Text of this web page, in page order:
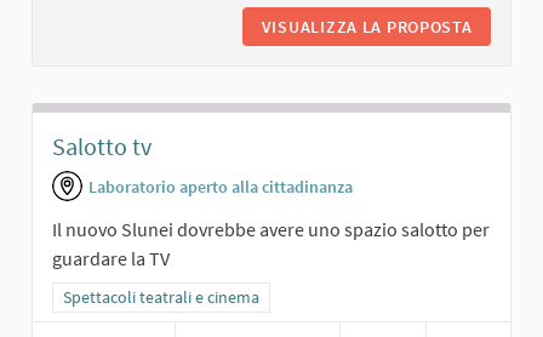
VISUALIZZA LA PROPOSTA
Salotto tv
Laboratorio aperto alla cittadinanza
Il nuovo Slunei dovrebbe avere uno spazio salotto per
guardare la TV
Filtra i risultati per categoria: Spettacoli teatrali e cinema
Spettacoli teatrali e cinema